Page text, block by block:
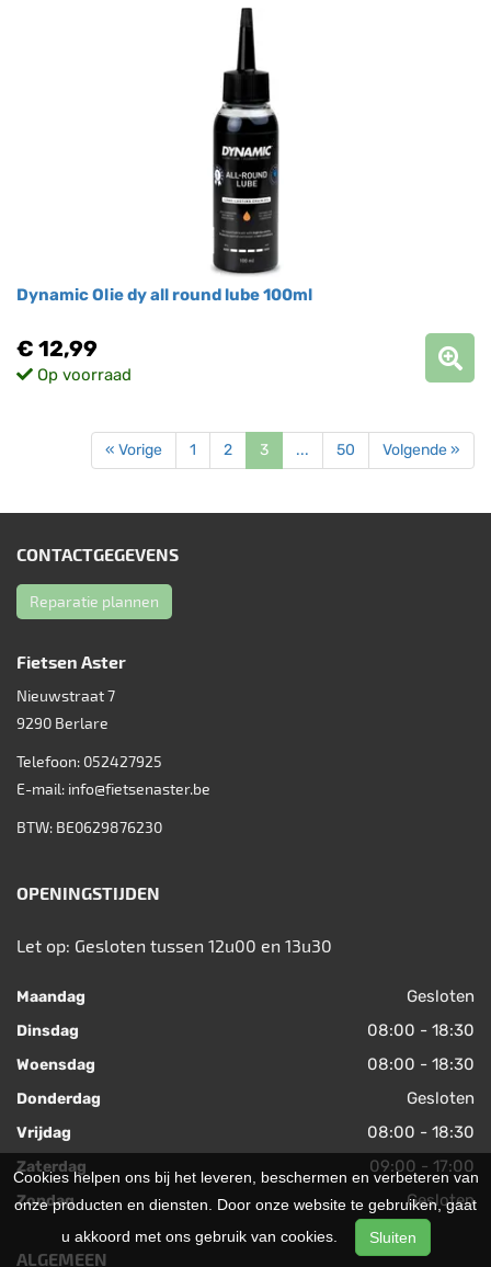
Dynamic Olie dy all round lube 100ml
€ 12,99
Op voorraad
« Vorige 1 2 3 ... 50 Volgende »
CONTACTGEGEVENS
Reparatie plannen
Fietsen Aster
Nieuwstraat 7
9290 Berlare
Telefoon: 052427925
E-mail: info@fietsenaster.be
BTW: BE0629876230
OPENINGSTIJDEN
Let op: Gesloten tussen 12u00 en 13u30
Maandag Gesloten
Dinsdag 08:00 - 18:30
Woensdag 08:00 - 18:30
Donderdag Gesloten
Vrijdag 08:00 - 18:30
Zaterdag 09:00 - 17:00
Zondag Gesloten
ALGEMEEN
Cookies helpen ons bij het leveren, beschermen en verbeteren van
onze producten en diensten. Door onze website te gebruiken, gaat
u akkoord met ons gebruik van cookies.
Sluiten